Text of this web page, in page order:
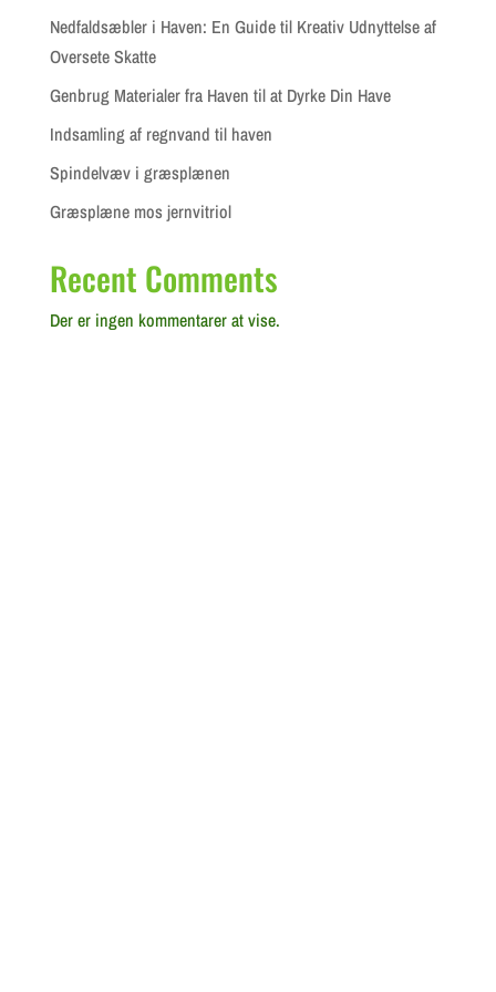
Nedfaldsæbler i Haven: En Guide til Kreativ Udnyttelse af
Oversete Skatte
Genbrug Materialer fra Haven til at Dyrke Din Have
Indsamling af regnvand til haven
Spindelvæv i græsplænen
Græsplæne mos jernvitriol
Recent Comments
Der er ingen kommentarer at vise.